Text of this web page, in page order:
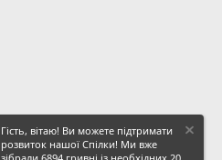
Гість, вітаю! Ви можете підтримати
розвиток нашої Спілки! Ми вже